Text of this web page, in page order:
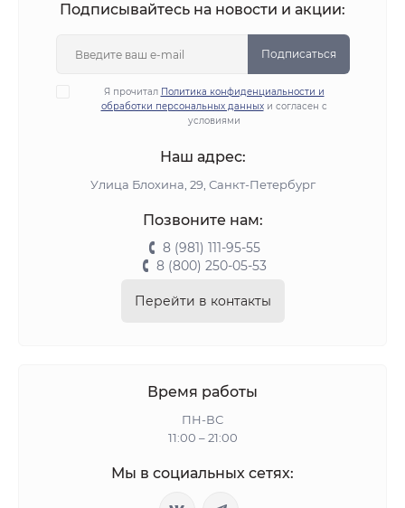
Подписывайтесь на новости и акции:
Подписаться
Я прочитал Политика конфиденциальности и
обработки персональных данныхи согласен с
условиями
Наш адрес:
Улица Блохина, 29, Санкт-Петербург
Позвоните нам:
8 (981) 111-95-55
8 (800) 250-05-53
Перейти в контакты
Время работы
ПН-ВС
11:00 – 21:00
Мы в социальных сетях: